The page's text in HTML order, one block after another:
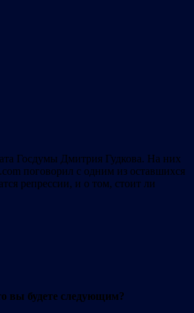
Госдумы Дмитрия Гудкова. На них
поговорил с одним из оставшихся
репрессии, и о том, стоит ли
вы будете следующим?